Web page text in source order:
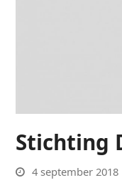
Stichting
4 september 2018